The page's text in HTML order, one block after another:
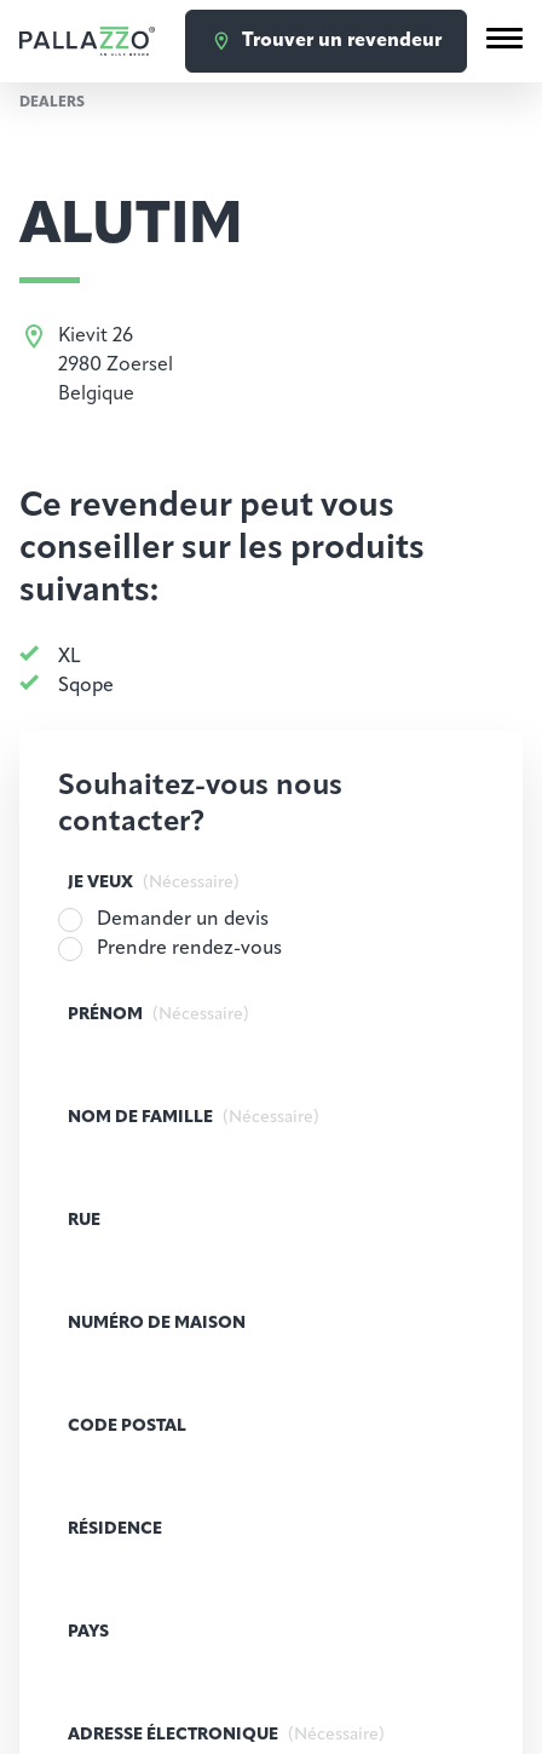
Trouver un revendeur
DEALERS
ALUTIM
Kievit 26
2980 Zoersel
Belgique
Ce revendeur peut vous
conseiller sur les produits
suivants:
XL
Sqope
Souhaitez-vous nous
contacter?
JE VEUX (Nécessaire)
Demander un devis
Prendre rendez-vous
PRÉNOM (Nécessaire)
NOM DE FAMILLE (Nécessaire)
RUE
NUMÉRO DE MAISON
CODE POSTAL
RÉSIDENCE
PAYS
ADRESSE ÉLECTRONIQUE (Nécessaire)